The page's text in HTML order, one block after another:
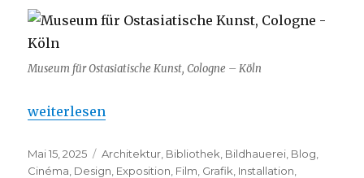
Museum für Ostasiatische Kunst, Cologne – Köln
„Tag und Nacht im Museum …..“
weiterlesen
Veröffentlicht
am
Mai 15, 2025 Kategorien
Architektur Bibliothek Bildhauerei Blog
Cinéma Design Exposition Film Grafik Installation